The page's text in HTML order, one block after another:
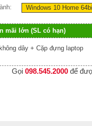
Windows 10 Home
mãi lớn (SL có hạn)
dây + Cặp đựng laptop
Gọi 098.545.2000 để